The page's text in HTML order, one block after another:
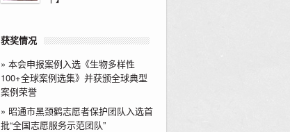
获奖情况
» 本会申报案例入选《生物多样性
100+全球案例选集》并获颁全球典型
案例荣誉
» 昭通市黑颈鹤志愿者保护团队入选首
批“全国志愿服务示范团队”